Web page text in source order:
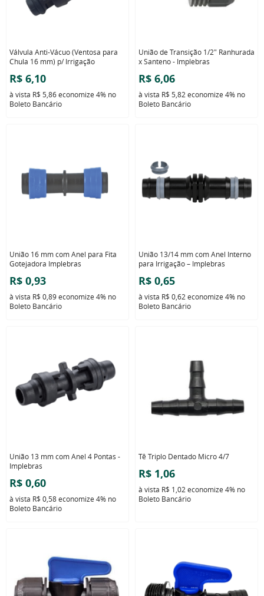
Válvula Anti-Vácuo (Ventosa para
Chula 16 mm) p/ Irrigação
R$ 6,10
à vista R$ 5,86economize 4% no
Boleto Bancário
União de Transição 1/2" Ranhurada
x Santeno - Implebras
R$ 6,06
à vista R$ 5,82 economize 4% no
Boleto Bancário
União 16 mm com Anel para Fita
Gotejadora Implebras
R$ 0,93
à vista R$ 0,89economize 4% no
Boleto Bancário
União 13/14 mm com Anel Interno
para Irrigação – Implebras
R$ 0,65
à vista R$ 0,62 economize 4% no
Boleto Bancário
União 13 mm com Anel 4 Pontas -
Implebras
R$ 0,60
à vista R$ 0,58economize 4% no
Boleto Bancário
Tê Triplo Dentado Micro 4/7
R$ 1,06
à vista R$ 1,02 economize 4% no
Boleto Bancário